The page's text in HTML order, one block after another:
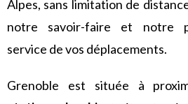
Alpes, sans limitation de
notre savoir-faire et notre
service de vos déplacements.
Grenoble est située à